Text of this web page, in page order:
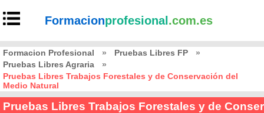
Formacionprofesional .com.es
Formacion Profesional » Pruebas Libres FP
»
Pruebas Libres Agraria
»
Pruebas Libres Trabajos Forestales y de Conservación del
Medio Natural
Pruebas Libres Trabajos Forestales y de